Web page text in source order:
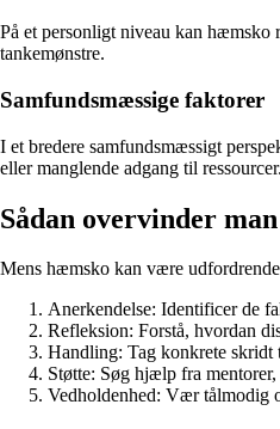
På et personligt niveau kan
tankemønstre.
Samfundsmæssige faktorer
I et bredere samfundsmæssigt
eller manglende adgang til ressourcer.
Sådan overvinder
Mens hæmsko kan være
Anerkendelse: Identificer de
Refleksion: Forstå, hvordan
Handling: Tag konkrete skridt
Støtte: Søg hjælp fra
Vedholdenhed: Vær tålmodig